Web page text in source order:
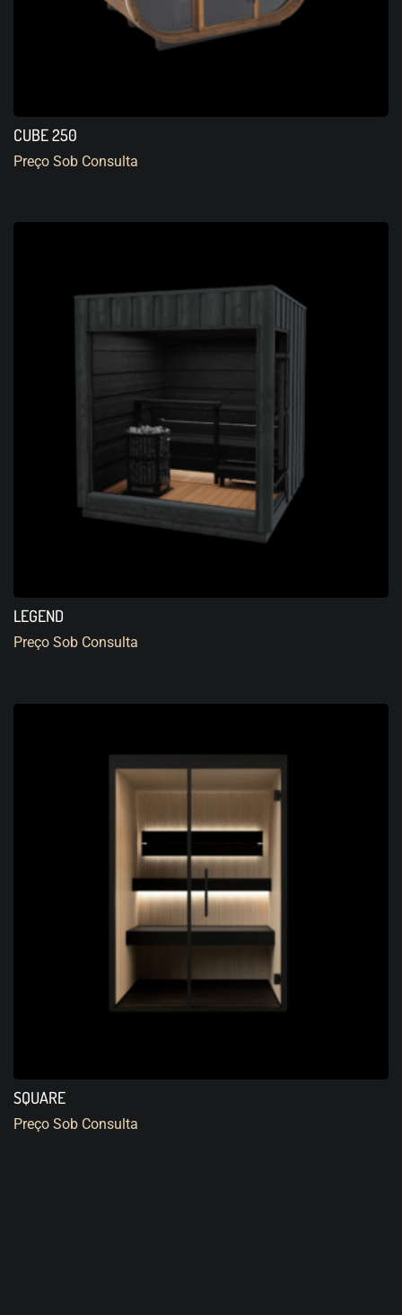
CUBE 250
Preço Sob Consulta
LEGEND
Preço Sob Consulta
SQUARE
Preço Sob Consulta